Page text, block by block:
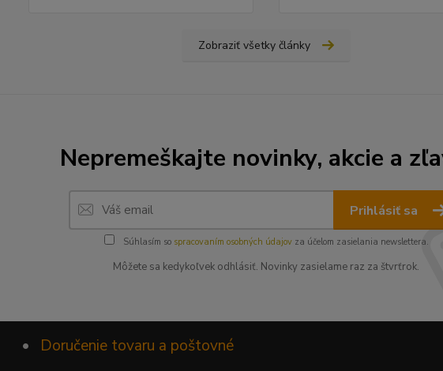
Zobraziť všetky články
Nepremeškajte novinky, akcie a
Prihlásiť sa
Súhlasím so spracovaním osobných údajovza účelom zasielania newslettera.
Môžete sa kedykoľvek odhlásiť. Novinky zasielame raz za štvrťrok.
• Doručenie tovaru a poštovné